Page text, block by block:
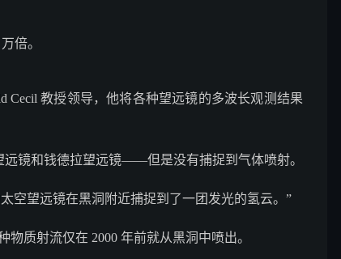
倍。
Cecil 教授领导，他将各种望远镜的多波长观测结果
镜和钱德拉望远镜——但是没有捕捉到气体喷射。
空望远镜在黑洞附近捕捉到了一团发光的氢云。”
质射流仅在 2000 年前就从黑洞中喷出。